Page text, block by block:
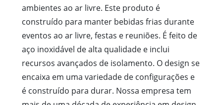
ambientes ao ar livre. Este produto é
construído para manter bebidas frias durante
eventos ao ar livre, festas e reuniões. É feito de
aço inoxidável de alta qualidade e inclui
recursos avançados de isolamento. O design se
encaixa em uma variedade de configurações e
é construído para durar. Nossa empresa tem